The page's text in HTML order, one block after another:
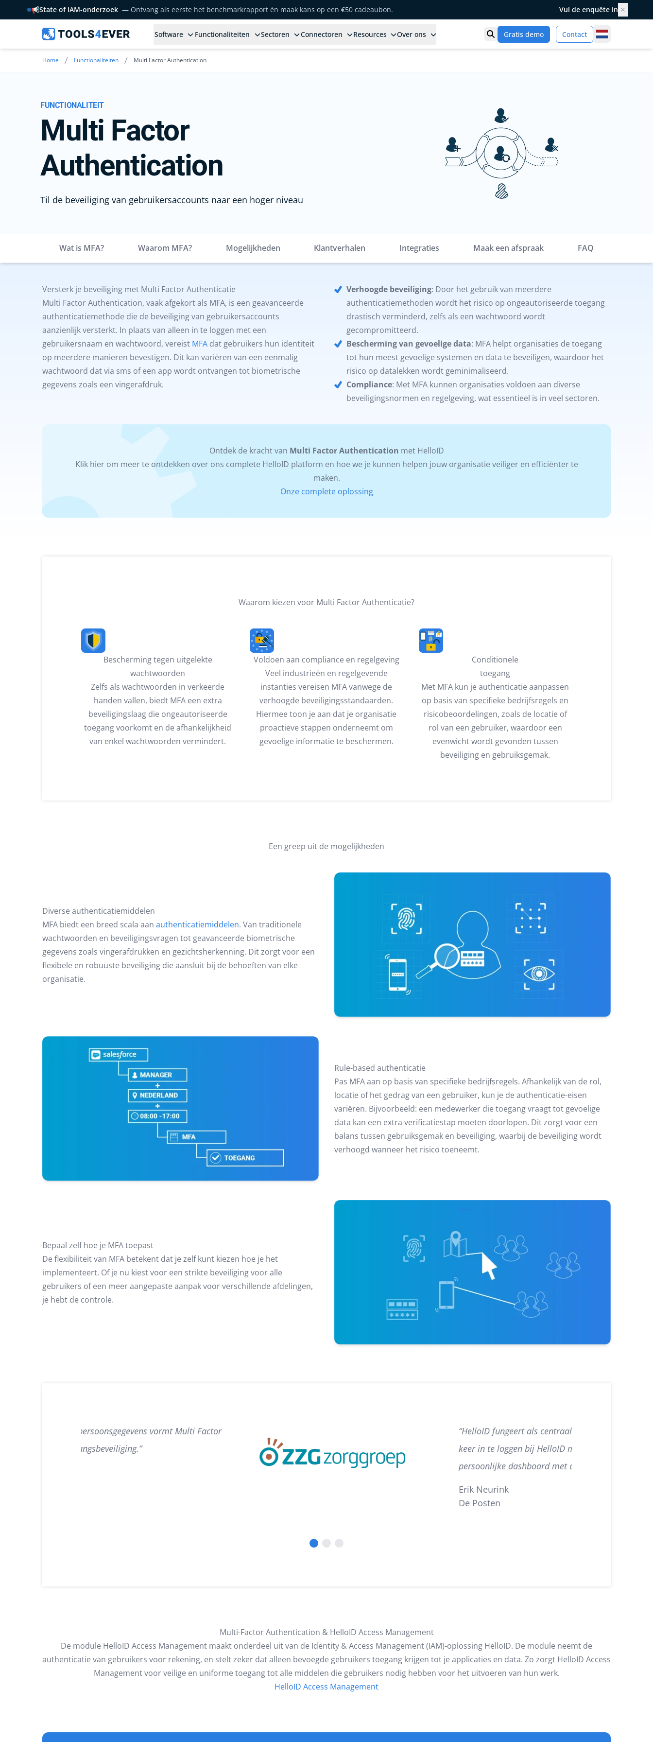
📢State of IAM-onderzoek — Ontvang als eerste het benchmarkrapport én maak kans op een €50 cadeaubon. Vul de enquête in ✕
Software Functionaliteiten Sectoren Connectoren Resources Over ons Toon zoek
Gratis demo Contact Netherlands
Home / Functionaliteiten / Multi Factor Authentication
FUNCTIONALITEIT
Multi Factor
Authentication
Til de beveiliging van gebruikersaccounts naar een hoger niveau
Wat is MFA? Waarom MFA? Mogelijkheden Klantverhalen Integraties Maak een afspraak FAQ
Versterk je beveiliging met Multi Factor Authenticatie
Multi Factor Authentication, vaak afgekort als MFA, is een geavanceerde
authenticatiemethode die de beveiliging van gebruikersaccounts
aanzienlijk versterkt. In plaats van alleen in te loggen met een
gebruikersnaam en wachtwoord, vereist MFA dat gebruikers hun identiteit
op meerdere manieren bevestigen. Dit kan variëren van een eenmalig
wachtwoord dat via sms of een app wordt ontvangen tot biometrische
gegevens zoals een vingerafdruk.
Verhoogde beveiliging: Door het gebruik van meerdere
authenticatiemethoden wordt het risico op ongeautoriseerde toegang
drastisch verminderd, zelfs als een wachtwoord wordt
gecompromitteerd.
Bescherming van gevoelige data: MFA helpt organisaties de toegang
tot hun meest gevoelige systemen en data te beveiligen, waardoor het
risico op datalekken wordt geminimaliseerd.
Compliance: Met MFA kunnen organisaties voldoen aan diverse
beveiligingsnormen en regelgeving, wat essentieel is in veel sectoren.
Ontdek de kracht van Multi Factor Authentication met HelloID
Klik hier om meer te ontdekken over ons complete HelloID platform en hoe we je kunnen helpen jouw organisatie veiliger en efficiënter te
maken.
Onze complete oplossing
Waarom kiezen voor Multi Factor Authenticatie?
Bescherming tegen uitgelekte
wachtwoorden
Zelfs als wachtwoorden in verkeerde
handen vallen, biedt MFA een extra
beveiligingslaag die ongeautoriseerde
toegang voorkomt en de afhankelijkheid
van enkel wachtwoorden vermindert.
Voldoen aan compliance en regelgeving
Veel industrieën en regelgevende
instanties vereisen MFA vanwege de
verhoogde beveiligingsstandaarden.
Hiermee toon je aan dat je organisatie
proactieve stappen onderneemt om
gevoelige informatie te beschermen.
Conditionele
toegang
Met MFA kun je authenticatie aanpassen
op basis van specifieke bedrijfsregels en
risicobeoordelingen, zoals de locatie of
rol van een gebruiker, waardoor een
evenwicht wordt gevonden tussen
beveiliging en gebruiksgemak.
Een greep uit de mogelijkheden
Diverse authenticatiemiddelen
MFA biedt een breed scala aan authenticatiemiddelen. Van traditionele
wachtwoorden en beveiligingsvragen tot geavanceerde biometrische
gegevens zoals vingerafdrukken en gezichtsherkenning. Dit zorgt voor een
flexibele en robuuste beveiliging die aansluit bij de behoeften van elke
organisatie.
Rule-based authenticatie
Pas MFA aan op basis van specifieke bedrijfsregels. Afhankelijk van de rol,
locatie of het gedrag van een gebruiker, kun je de authenticatie-eisen
variëren. Bijvoorbeeld: een medewerker die toegang vraagt tot gevoelige
data kan een extra verificatiestap moeten doorlopen. Dit zorgt voor een
balans tussen gebruiksgemak en beveiliging, waarbij de beveiliging wordt
verhoogd wanneer het risico toeneemt.
Bepaal zelf hoe je MFA toepast
De flexibiliteit van MFA betekent dat je zelf kunt kiezen hoe je het
implementeert. Of je nu kiest voor een strikte beveiliging voor alle
gebruikers of een meer aangepaste aanpak voor verschillende afdelingen,
je hebt de controle.
“HelloID fungeert als centraal toegangspunt. Medewerkers hoeven nog maar één
keer in te loggen bij HelloID middels SSO en 2FA. Hierna hebben ze toegang tot hun
persoonlijke dashboard met alle applicaties waarvoor iemand geautoriseerd is.”
Multi-Factor Authentication & HelloID Access Management
De module HelloID Access Management maakt onderdeel uit van de Identity & Access Management (IAM)-oplossing HelloID. De module neemt de
authenticatie van gebruikers voor rekening, en stelt zeker dat alleen bevoegde gebruikers toegang krijgen tot je applicaties en data. Zo zorgt HelloID Access
Management voor veilige en uniforme toegang tot alle middelen die gebruikers nodig hebben voor het uitvoeren van hun werk.
HelloID Access Management